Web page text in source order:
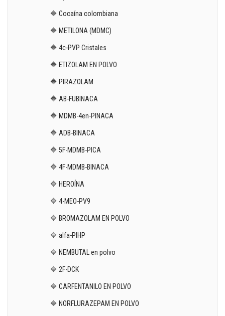
🔷 Cocaína colombiana
🔷 METILONA (MDMC)
🔷 4c-PVP Cristales
🔷 ETIZOLAM EN POLVO
🔷 PIRAZOLAM
🔷 AB-FUBINACA
🔷 MDMB-4en-PINACA
🔷 ADB-BINACA
🔷 5F-MDMB-PICA
🔷 4F-MDMB-BINACA
🔷 HEROÍNA
🔷 4-MEO-PV9
🔷 BROMAZOLAM EN POLVO
🔷 alfa-PIHP
🔷 NEMBUTAL en polvo
🔷 2F-DCK
🔷 CARFENTANILO EN POLVO
🔷 NORFLURAZEPAM EN POLVO